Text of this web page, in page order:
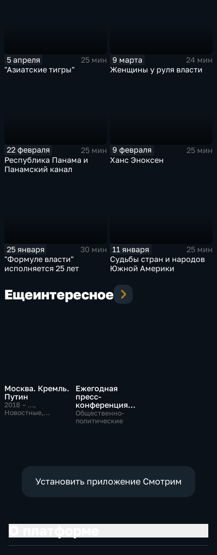
5 апреля
25 мин
"Азиатские тигры"
9 марта
24 мин
Женщины у руля власти
22 февраля
25 мин
Республика Панама и
Панамский канал
9 февраля
25 мин
Ханс Эноксен
25 января
30 мин
"Формуле власти"
исполняется 25 лет
11 января
25 мин
Судьбы стран и народов
Южной Америки
Ещеинтересное
Москва. Кремль.
Путин
2018 – …,
Новостные,
Ежегодная
пресс-
конференция
Президента
Российской
Общественно-
политические
Установить приложение Смотрим